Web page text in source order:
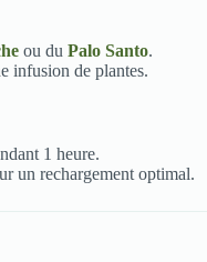
ou du Palo Santo.
infusion de plantes.
1 heure.
un rechargement optimal.